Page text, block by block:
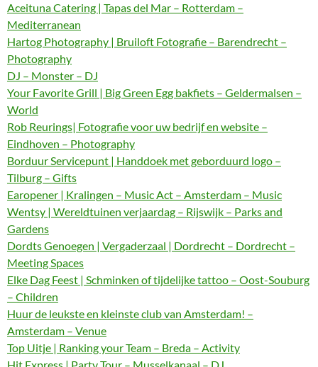
Aceituna Catering | Tapas del Mar – Rotterdam –
Mediterranean
Hartog Photography | Bruiloft Fotografie – Barendrecht –
Photography
DJ – Monster – DJ
Your Favorite Grill | Big Green Egg bakfiets – Geldermalsen –
World
Rob Reurings| Fotografie voor uw bedrijf en website –
Eindhoven – Photography
Borduur Servicepunt | Handdoek met geborduurd logo –
Tilburg – Gifts
Earopener | Kralingen – Music Act – Amsterdam – Music
Wentsy | Wereldtuinen verjaardag – Rijswijk – Parks and
Gardens
Dordts Genoegen | Vergaderzaal | Dordrecht – Dordrecht –
Meeting Spaces
Elke Dag Feest | Schminken of tijdelijke tattoo – Oost-Souburg
– Children
Huur de leukste en kleinste club van Amsterdam! –
Amsterdam – Venue
Top Uitje | Ranking your Team – Breda – Activity